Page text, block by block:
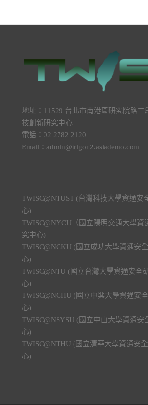
地址：11529 台北市南港區研究院路二
技創新研究中心
電話：02 2782 2120
Email： admin@trigon2.asiademo.com
TWISC@NTUST (台灣科技大學資通安
心)
TWISC@NYCU（國立陽明交通大學資
究中心)
TWISC@NCKU (國立成功大學資通安
心)
TWISC@NTU (國立台灣大學資通安全
心)
TWISC@NCHU (國立中興大學資通安
心)
TWISC@NSYSU (國立中山大學資通安
心)
TWISC@NTHU (國立清華大學資通安
心)